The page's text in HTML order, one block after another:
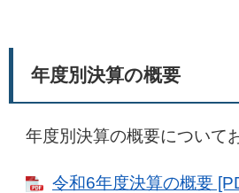
年度別決算の概要
年度別決算の概要について
令和6年度決算の概要